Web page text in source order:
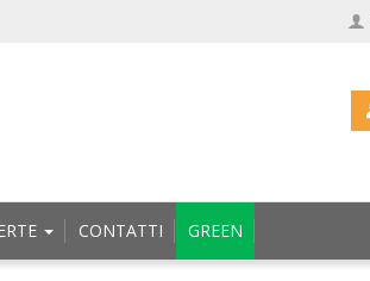
CONTATTI GREEN